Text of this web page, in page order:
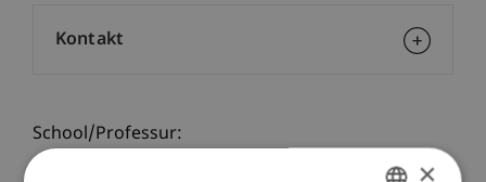
School/Professur:
Kontakt
×